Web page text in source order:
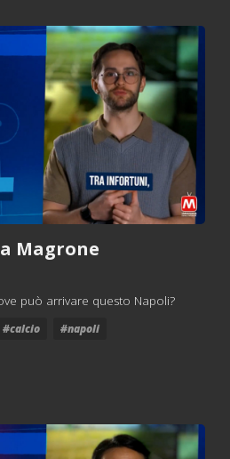
Magrone
può arrivare questo Napoli?
#calcio #napoli